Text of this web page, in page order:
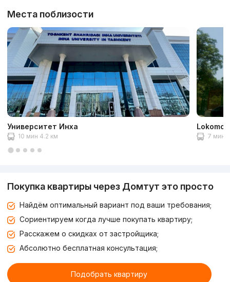
Места поблизости
Университет Инха
10 мин 4.2 км 7 мин
Покупка квартиры через Домтут это просто
Найдём оптимальный вариант под ваши требования;
Сориентируем когда лучше покупать квартиру;
Расскажем о скидках от застройщика;
Абсолютно бесплатная консультация;
Подобрать квартиру